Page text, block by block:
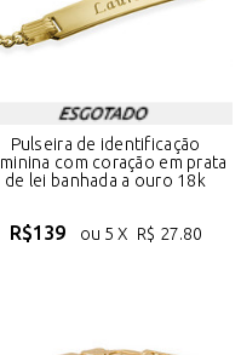
Pulseira de identificação
com coração em prata
de lei banhada a ouro 18k
R$139 ou 5 X R$ 27.80